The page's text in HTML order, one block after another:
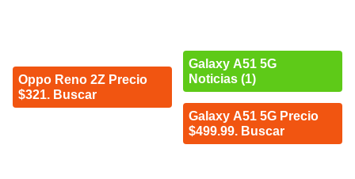
Oppo Reno 2Z Precio
$321. Buscar
Galaxy A51 5G
Noticias (1)
Galaxy A51 5G Precio
$499.99. Buscar